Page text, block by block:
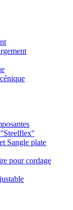
Sangle plate
pour cordage